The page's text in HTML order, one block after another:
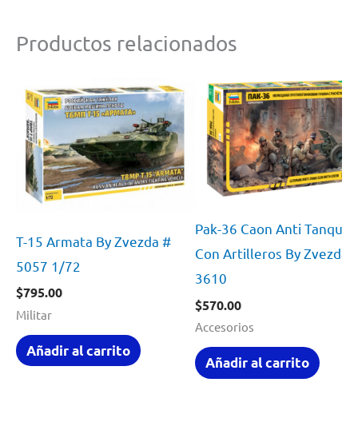
Productos relacionados
T-15 Armata By Zvezda #
5057 1/72
$795.00
Militar
Añadir al carrito
Pak-36 Caon Anti Tanques
Con Artilleros By Zvezda
3610
$570.00
Accesorios
Añadir al carrito